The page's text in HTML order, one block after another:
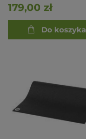
179,00 zł
Do koszyka